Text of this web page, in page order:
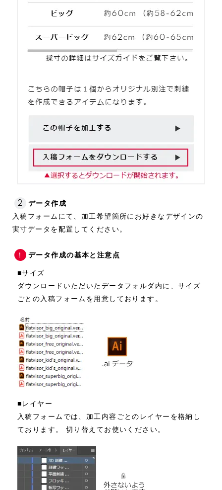
2
データ作成
入稿フォームにて、加工希望箇所にお好きなデザインの
実寸データを配置してください。
！ データ作成の基本と注意点
■サイズ
ダウンロードいただいたデータフォルダ内に、サイズ
ごとの入稿フォームを用意しております。
■レイヤー
入稿フォームでは、加工内容ごとのレイヤーを格納し
ております。 切り替えてお使いください。